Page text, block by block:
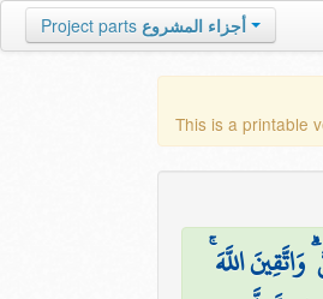
Project parts أجزاء المشروع
This is a printable
اللَّهَ